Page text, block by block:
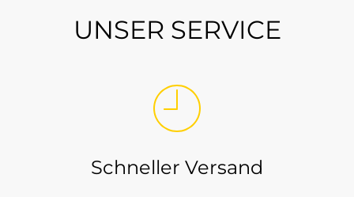
UNSER SERVICE
Schneller Versand